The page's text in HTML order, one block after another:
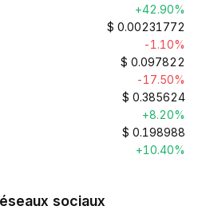
+42.90%
$ 0.00231772
-1.10%
$ 0.097822
-17.50%
$ 0.385624
+8.20%
$ 0.198988
+10.40%
sociaux